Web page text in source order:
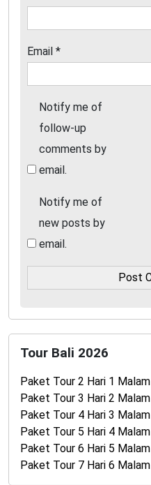
Email *
Notify me of
follow-up
comments by
email.
Notify me of
new posts by
email.
Tour Bali 2026
Paket Tour 2 Hari 1 Malam
Paket Tour 3 Hari 2 Malam
Paket Tour 4 Hari 3 Malam
Paket Tour 5 Hari 4 Malam
Paket Tour 6 Hari 5 Malam
Paket Tour 7 Hari 6 Malam